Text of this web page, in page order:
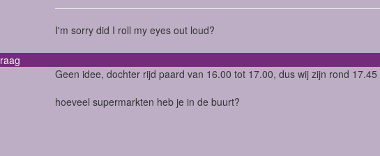
I'm sorry did I roll my eyes out loud?
Geen idee, dochter rijd paard van 16.00 tot 17.00, dus wij zijn rond
hoeveel supermarkten heb je in de buurt?